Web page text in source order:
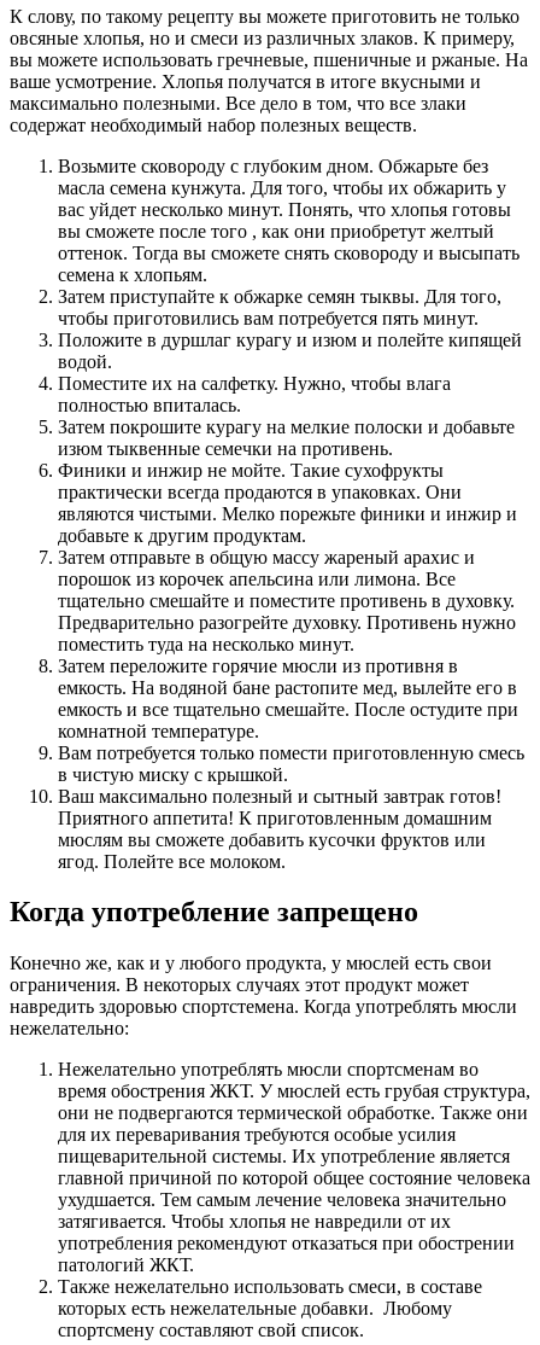
К слову, по такому рецепту вы можете приготовить не только
овсяные хлопья, но и смеси из различных злаков. К примеру,
вы можете использовать гречневые, пшеничные и ржаные. На
ваше усмотрение. Хлопья получатся в итоге вкусными и
максимально полезными. Все дело в том, что все злаки
содержат необходимый набор полезных веществ.
Возьмите сковороду с глубоким дном. Обжарьте без
масла семена кунжута. Для того, чтобы их обжарить у
вас уйдет несколько минут. Понять, что хлопья готовы
вы сможете после того , как они приобретут желтый
оттенок. Тогда вы сможете снять сковороду и высыпать
семена к хлопьям.
Затем приступайте к обжарке семян тыквы. Для того,
чтобы приготовились вам потребуется пять минут.
Положите в дуршлаг курагу и изюм и полейте кипящей
водой.
Поместите их на салфетку. Нужно, чтобы влага
полностью впиталась.
Затем покрошите курагу на мелкие полоски и добавьте
изюм тыквенные семечки на противень.
Финики и инжир не мойте. Такие сухофрукты
практически всегда продаются в упаковках. Они
являются чистыми. Мелко порежьте финики и инжир и
добавьте к другим продуктам.
Затем отправьте в общую массу жареный арахис и
порошок из корочек апельсина или лимона. Все
тщательно смешайте и поместите противень в духовку.
Предварительно разогрейте духовку. Противень нужно
поместить туда на несколько минут.
Затем переложите горячие мюсли из противня в
емкость. На водяной бане растопите мед, вылейте его в
емкость и все тщательно смешайте. После остудите при
комнатной температуре.
Вам потребуется только помести приготовленную смесь
в чистую миску с крышкой.
Ваш максимально полезный и сытный завтрак готов!
Приятного аппетита! К приготовленным домашним
мюслям вы сможете добавить кусочки фруктов или
ягод. Полейте все молоком.
Когда употребление запрещено
Конечно же, как и у любого продукта, у мюслей есть свои
ограничения. В некоторых случаях этот продукт может
навредить здоровью спортстемена. Когда употреблять мюсли
нежелательно:
Нежелательно употреблять мюсли спортсменам во
время обострения ЖКТ. У мюслей есть грубая структура,
они не подвергаются термической обработке. Также они
для их переваривания требуются особые усилия
пищеварительной системы. Их употребление является
главной причиной по которой общее состояние человека
ухудшается. Тем самым лечение человека значительно
затягивается. Чтобы хлопья не навредили от их
употребления рекомендуют отказаться при обострении
патологий ЖКТ.
Также нежелательно использовать смеси, в составе
которых есть нежелательные добавки. Любому
спортсмену составляют свой список.